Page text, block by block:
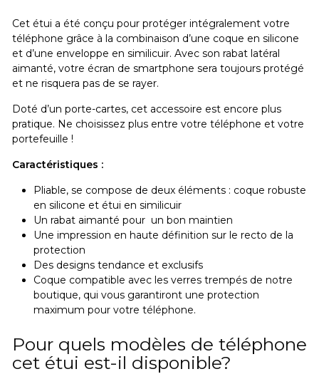
Cet étui a été conçu pour protéger intégralement votre
téléphone grâce à la combinaison d’une coque en silicone
et d’une enveloppe en similicuir. Avec son rabat latéral
aimanté, votre écran de smartphone sera toujours protégé
et ne risquera pas de se rayer.
Doté d’un porte-cartes, cet accessoire est encore plus
pratique. Ne choisissez plus entre votre téléphone et votre
portefeuille !
Caractéristiques :
Pliable, se compose de deux éléments : coque robuste
en silicone et étui en similicuir
Un rabat aimanté pour un bon maintien
Une impression en haute définition sur le recto de la
protection
Des designs tendance et exclusifs
Coque compatible avec les verres trempés de notre
boutique, qui vous garantiront une protection
maximum pour votre téléphone.
Pour quels modèles de téléphone
cet étui est-il disponible?